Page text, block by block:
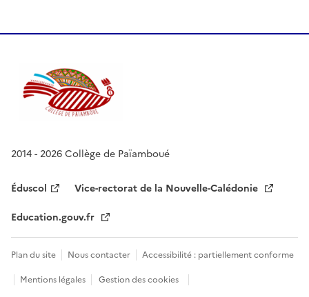
2014 - 2026 Collège de Païamboué
Éduscol
Vice-rectorat de la Nouvelle-Calédonie
Education.gouv.fr
Plan du site Nous contacter
Accessibilité : partiellement conforme
Mentions légales
Gestion des cookies